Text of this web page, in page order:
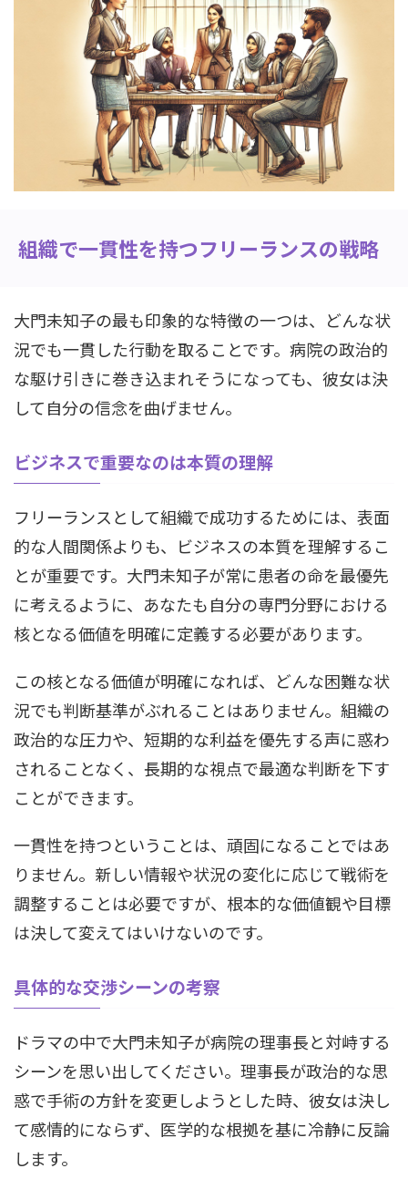
組織で一貫性を持つフリーランスの戦略
大門未知子の最も印象的な特徴の一つは、どんな状
況でも一貫した行動を取ることです。病院の政治的
な駆け引きに巻き込まれそうになっても、彼女は決
して自分の信念を曲げません。
ビジネスで重要なのは本質の理解
フリーランスとして組織で成功するためには、表面
的な人間関係よりも、ビジネスの本質を理解するこ
とが重要です。大門未知子が常に患者の命を最優先
に考えるように、あなたも自分の専門分野における
核となる価値を明確に定義する必要があります。
この核となる価値が明確になれば、どんな困難な状
況でも判断基準がぶれることはありません。組織の
政治的な圧力や、短期的な利益を優先する声に惑わ
されることなく、長期的な視点で最適な判断を下す
ことができます。
一貫性を持つということは、頑固になることではあ
りません。新しい情報や状況の変化に応じて戦術を
調整することは必要ですが、根本的な価値観や目標
は決して変えてはいけないのです。
具体的な交渉シーンの考察
ドラマの中で大門未知子が病院の理事長と対峙する
シーンを思い出してください。理事長が政治的な思
惑で手術の方針を変更しようとした時、彼女は決し
て感情的にならず、医学的な根拠を基に冷静に反論
します。